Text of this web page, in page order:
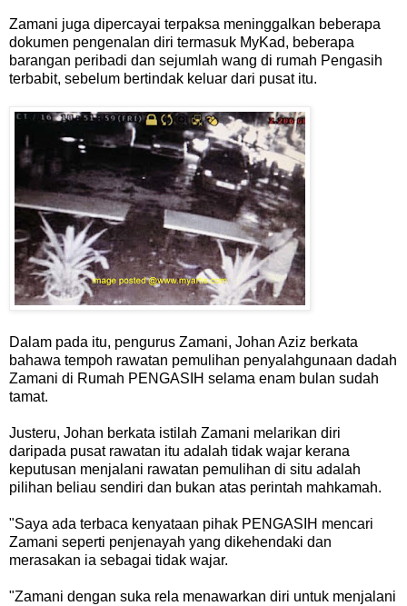
Zamani juga dipercayai terpaksa meninggalkan beberapa
dokumen pengenalan diri termasuk MyKad, beberapa
barangan peribadi dan sejumlah wang di rumah Pengasih
terbabit, sebelum bertindak keluar dari pusat itu.
Dalam pada itu, pengurus Zamani, Johan Aziz berkata
bahawa tempoh rawatan pemulihan penyalahgunaan dadah
Zamani di Rumah PENGASIH selama enam bulan sudah
tamat.
Justeru, Johan berkata istilah Zamani melarikan diri
daripada pusat rawatan itu adalah tidak wajar kerana
keputusan menjalani rawatan pemulihan di situ adalah
pilihan beliau sendiri dan bukan atas perintah mahkamah.
"Saya ada terbaca kenyataan pihak PENGASIH mencari
Zamani seperti penjenayah yang dikehendaki dan
merasakan ia sebagai tidak wajar.
"Zamani dengan suka rela menawarkan diri untuk menjalani